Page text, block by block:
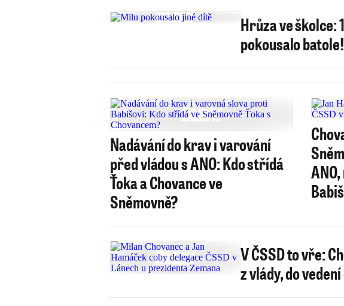
Hrůza ve školce:
pokousalo batole!
Nadávání do krav i varování
před vládou s ANO: Kdo střídá
Ťoka a Chovance ve
Sněmovně?
V ČSSD to vře:
z vlády, do